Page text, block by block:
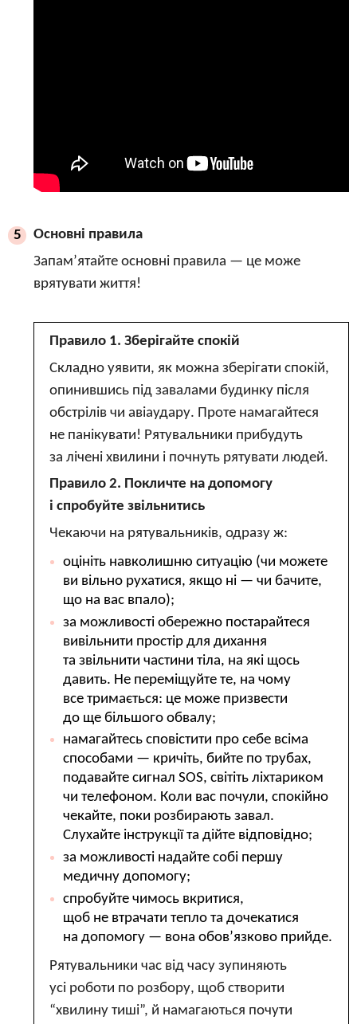
5
Основні правила
Запам’ятайте основні правила — це може
врятувати життя!
Правило 1. Зберігайте спокій
Складно уявити, як можна зберігати спокій,
опинившись під завалами будинку після
обстрілів чи авіаудару. Проте намагайтеся
не панікувати! Рятувальники прибудуть
за лічені хвилини і почнуть рятувати людей.
Правило 2. Покличте на допомогу
і спробуйте звільнитись
Чекаючи на рятувальників, одразу ж:
оцініть навколишню ситуацію (чи можете
ви вільно рухатися, якщо ні — чи бачите,
що на вас впало);
за можливості обережно постарайтеся
вивільнити простір для дихання
та звільнити частини тіла, на які щось
давить. Не переміщуйте те, на чому
все тримається: це може призвести
до ще більшого обвалу;
намагайтесь сповістити про себе всіма
способами — кричіть, бийте по трубах,
подавайте сигнал SOS, світіть ліхтариком
чи телефоном. Коли вас почули, спокійно
чекайте, поки розбирають завал.
Слухайте інструкції та дійте відповідно;
за можливості надайте собі першу
медичну допомогу;
спробуйте чимось вкритися,
щоб не втрачати тепло та дочекатися
на допомогу — вона обов’язково прийде.
Рятувальники час від часу зупиняють
усі роботи по розбору, щоб створити
“хвилину тиші”, й намагаються почути